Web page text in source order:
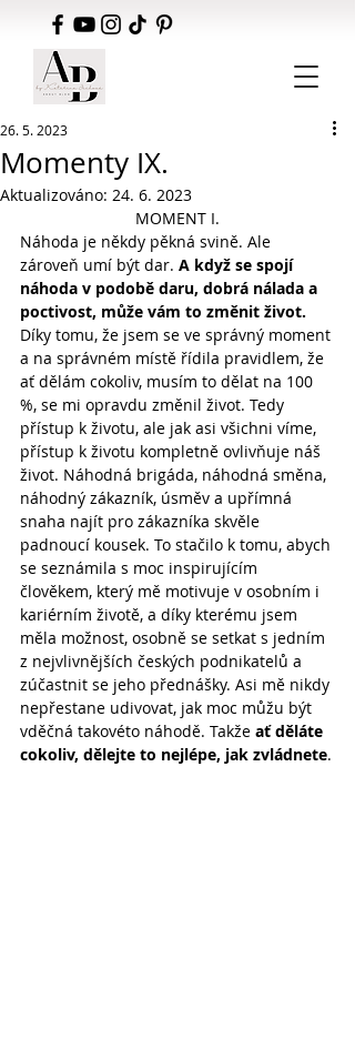
Momenty IX.
26. 5. 2023
Aktualizováno: 24. 6. 2023
MOMENT I.
Náhoda je někdy pěkná svině. Ale
zároveň umí být dar. A když se spojí
náhoda v podobě daru, dobrá nálada a
poctivost, může vám to změnit život.
Díky tomu, že jsem se ve správný moment
a na správném místě řídila pravidlem, že
ať dělám cokoliv, musím to dělat na 100
%, se mi opravdu změnil život. Tedy
přístup k životu, ale jak asi všichni víme,
přístup k životu kompletně ovlivňuje náš
život. Náhodná brigáda, náhodná směna,
náhodný zákazník, úsměv a upřímná
snaha najít pro zákazníka skvěle
padnoucí kousek. To stačilo k tomu, abych
se seznámila s moc inspirujícím
člověkem, který mě motivuje v osobním i
kariérním životě, a díky kterému jsem
měla možnost, osobně se setkat s jedním
z nejvlivnějších českých podnikatelů a
zúčastnit se jeho přednášky. Asi mě nikdy
nepřestane udivovat, jak moc můžu být
vděčná takovéto náhodě. Takže ať děláte
cokoliv, dělejte to nejlépe, jak zvládnete.